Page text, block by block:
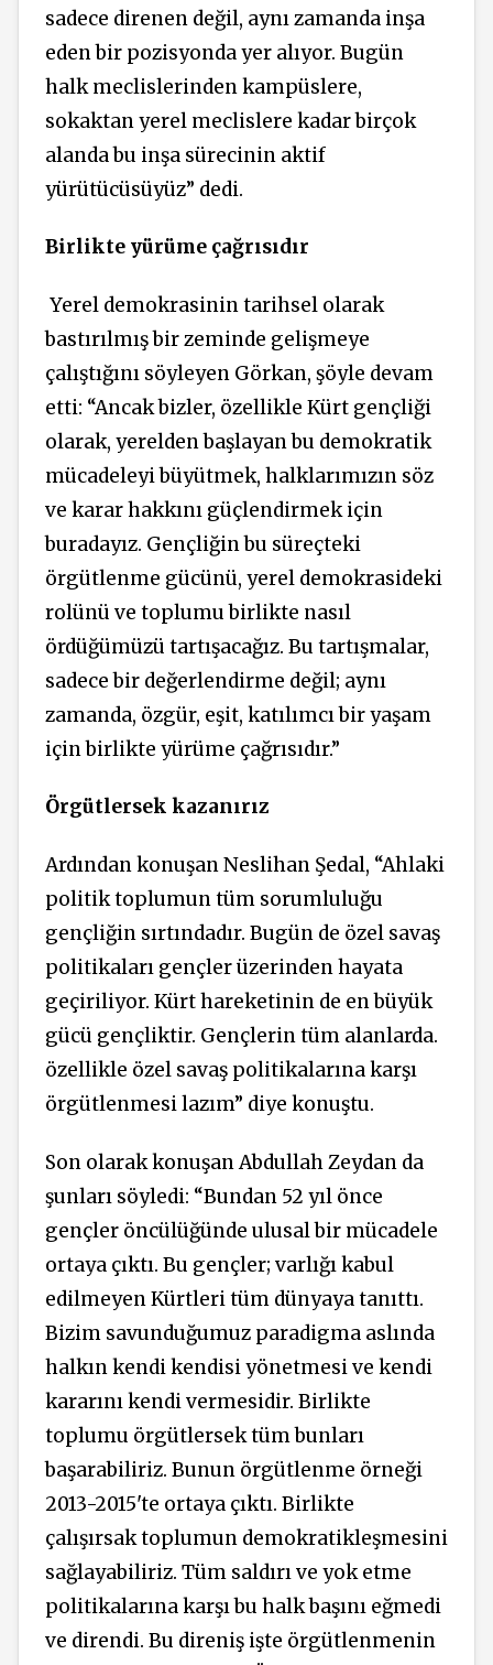
sadece direnen değil, aynı zamanda inşa
eden bir pozisyonda yer alıyor. Bugün
halk meclislerinden kampüslere,
sokaktan yerel meclislere kadar birçok
alanda bu inşa sürecinin aktif
yürütücüsüyüz” dedi.
Birlikte yürüme çağrısıdır
Yerel demokrasinin tarihsel olarak
bastırılmış bir zeminde gelişmeye
çalıştığını söyleyen Görkan, şöyle devam
etti: “Ancak bizler, özellikle Kürt gençliği
olarak, yerelden başlayan bu demokratik
mücadeleyi büyütmek, halklarımızın söz
ve karar hakkını güçlendirmek için
buradayız. Gençliğin bu süreçteki
örgütlenme gücünü, yerel demokrasideki
rolünü ve toplumu birlikte nasıl
ördüğümüzü tartışacağız. Bu tartışmalar,
sadece bir değerlendirme değil; aynı
zamanda, özgür, eşit, katılımcı bir yaşam
için birlikte yürüme çağrısıdır.”
Örgütlersek kazanırız
Ardından konuşan Neslihan Şedal, “Ahlaki
politik toplumun tüm sorumluluğu
gençliğin sırtındadır. Bugün de özel savaş
politikaları gençler üzerinden hayata
geçiriliyor. Kürt hareketinin de en büyük
gücü gençliktir. Gençlerin tüm alanlarda.
özellikle özel savaş politikalarına karşı
örgütlenmesi lazım” diye konuştu.
Son olarak konuşan Abdullah Zeydan da
şunları söyledi: “Bundan 52 yıl önce
gençler öncülüğünde ulusal bir mücadele
ortaya çıktı. Bu gençler; varlığı kabul
edilmeyen Kürtleri tüm dünyaya tanıttı.
Bizim savunduğumuz paradigma aslında
halkın kendi kendisi yönetmesi ve kendi
kararını kendi vermesidir. Birlikte
toplumu örgütlersek tüm bunları
başarabiliriz. Bunun örgütlenme örneği
2013-2015'te ortaya çıktı. Birlikte
çalışırsak toplumun demokratikleşmesini
sağlayabiliriz. Tüm saldırı ve yok etme
politikalarına karşı bu halk başını eğmedi
ve direndi. Bu direniş işte örgütlenmenin